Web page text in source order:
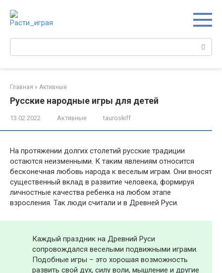
контенту
Поиск:
Главная » Активные
Русские народные игры для детей
13.02.2022 Активные tauroskiff
На протяжении долгих столетий русские традиции
остаются неизменными. К таким явлениям относится
бесконечная любовь народа к веселым играм. Они вносят
существенный вклад в развитие человека, формируя
личностные качества ребенка на любом этапе
взросления. Так люди считали и в Древней Руси.
Каждый праздник на Древний Руси
сопровождался веселыми подвижными играми.
Подобные игры – это хорошая возможность
развить свой дух, силу воли, мышление и другие